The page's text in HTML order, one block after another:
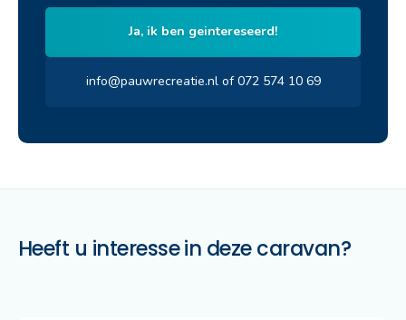
Ja, ik ben geintereseerd!
info@pauwrecreatie.nl of 072 574 10 69
Heeft u interesse in deze caravan?